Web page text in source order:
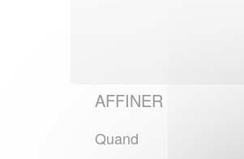
AFFINER
Quand